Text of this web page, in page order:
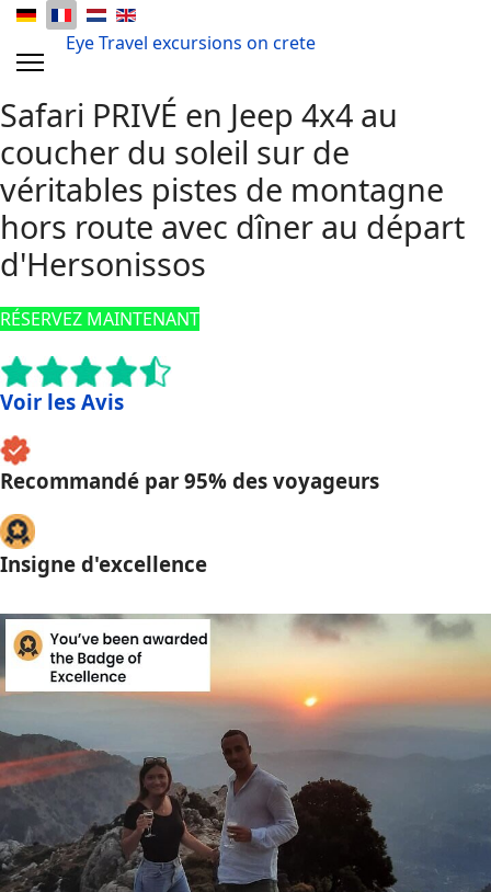
Eye Travel excursions on crete
Safari PRIVÉ en Jeep 4x4 au
coucher du soleil sur de
véritables pistes de montagne
hors route avec dîner au départ
d'Hersonissos
RÉSERVEZ MAINTENANT
Voir les Avis
Recommandé par 95% des voyageurs
Insigne d'excellence